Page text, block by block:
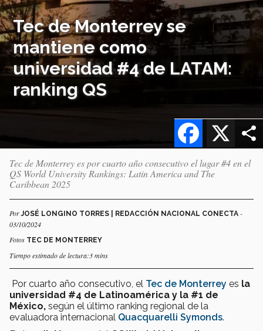
Tec de Monterrey se
mantiene como
universidad #4 de LATAM:
ranking QS
X
Facebook
Tec de Monterrey es por cuarto año consecutivo el lugar #4 en el
QS World University Rankings: Latin America and The
Caribbean 2025
PorJOSÉ LONGINO TORRES | REDACCIÓN NACIONAL CONECTA -
03/10/2024
Fotos TEC DE MONTERREY
Tiempo estimado de lectura:3 mins
Por cuarto año consecutivo, el Tec de Monterrey es la
universidad #4 de Latinoamérica y la #1 de
México, según el último ranking regional de la
evaluadora internacional Quacquarelli Symonds.